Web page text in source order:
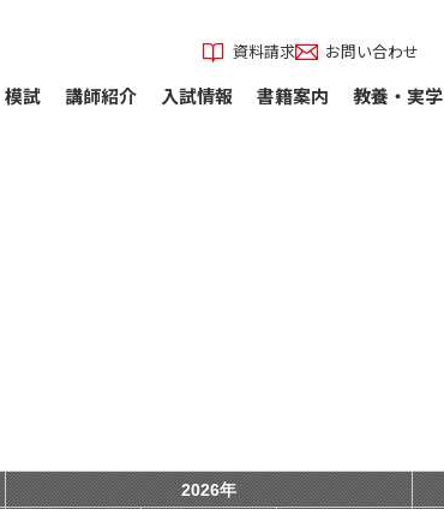
資料請求 お問い合わせ
模試 講師紹介 入試情報 書籍案内 教養・実学
2026年